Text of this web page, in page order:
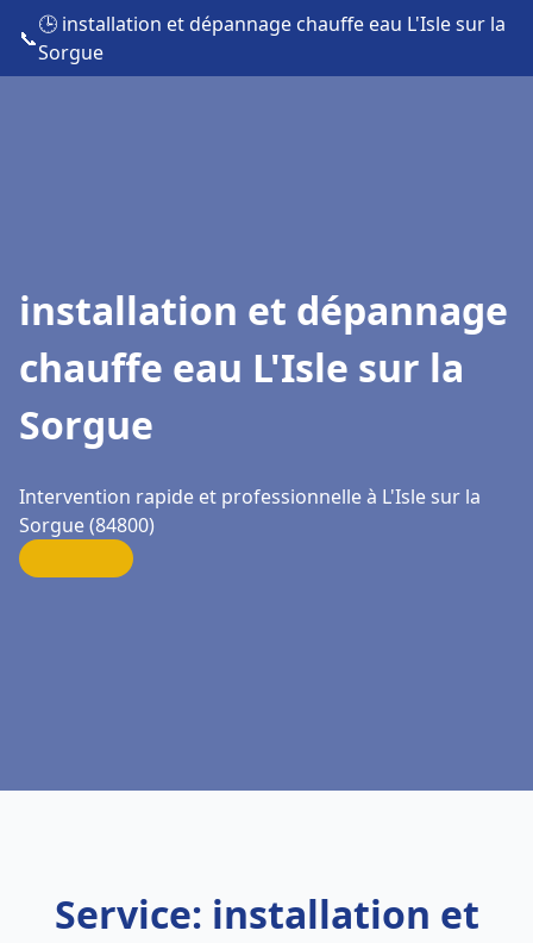
📞
🕒 installation et dépannage chauffe eau L'Isle sur la
Sorgue
installation et dépannage
chauffe eau L'Isle sur la
Sorgue
Intervention rapide et professionnelle à L'Isle sur la
Sorgue (84800)
Service: installation et